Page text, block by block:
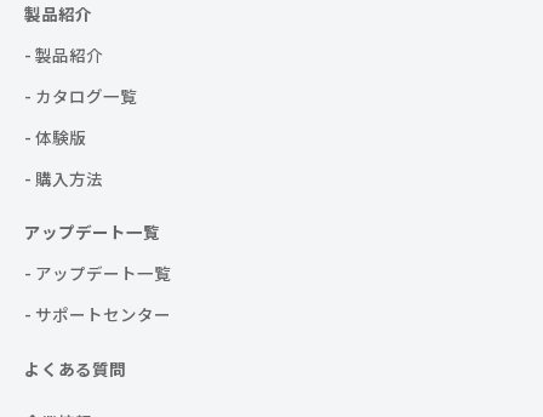
製品紹介
- 製品紹介
- カタログ一覧
- 体験版
- 購入方法
アップデート一覧
- アップデート一覧
- サポートセンター
よくある質問